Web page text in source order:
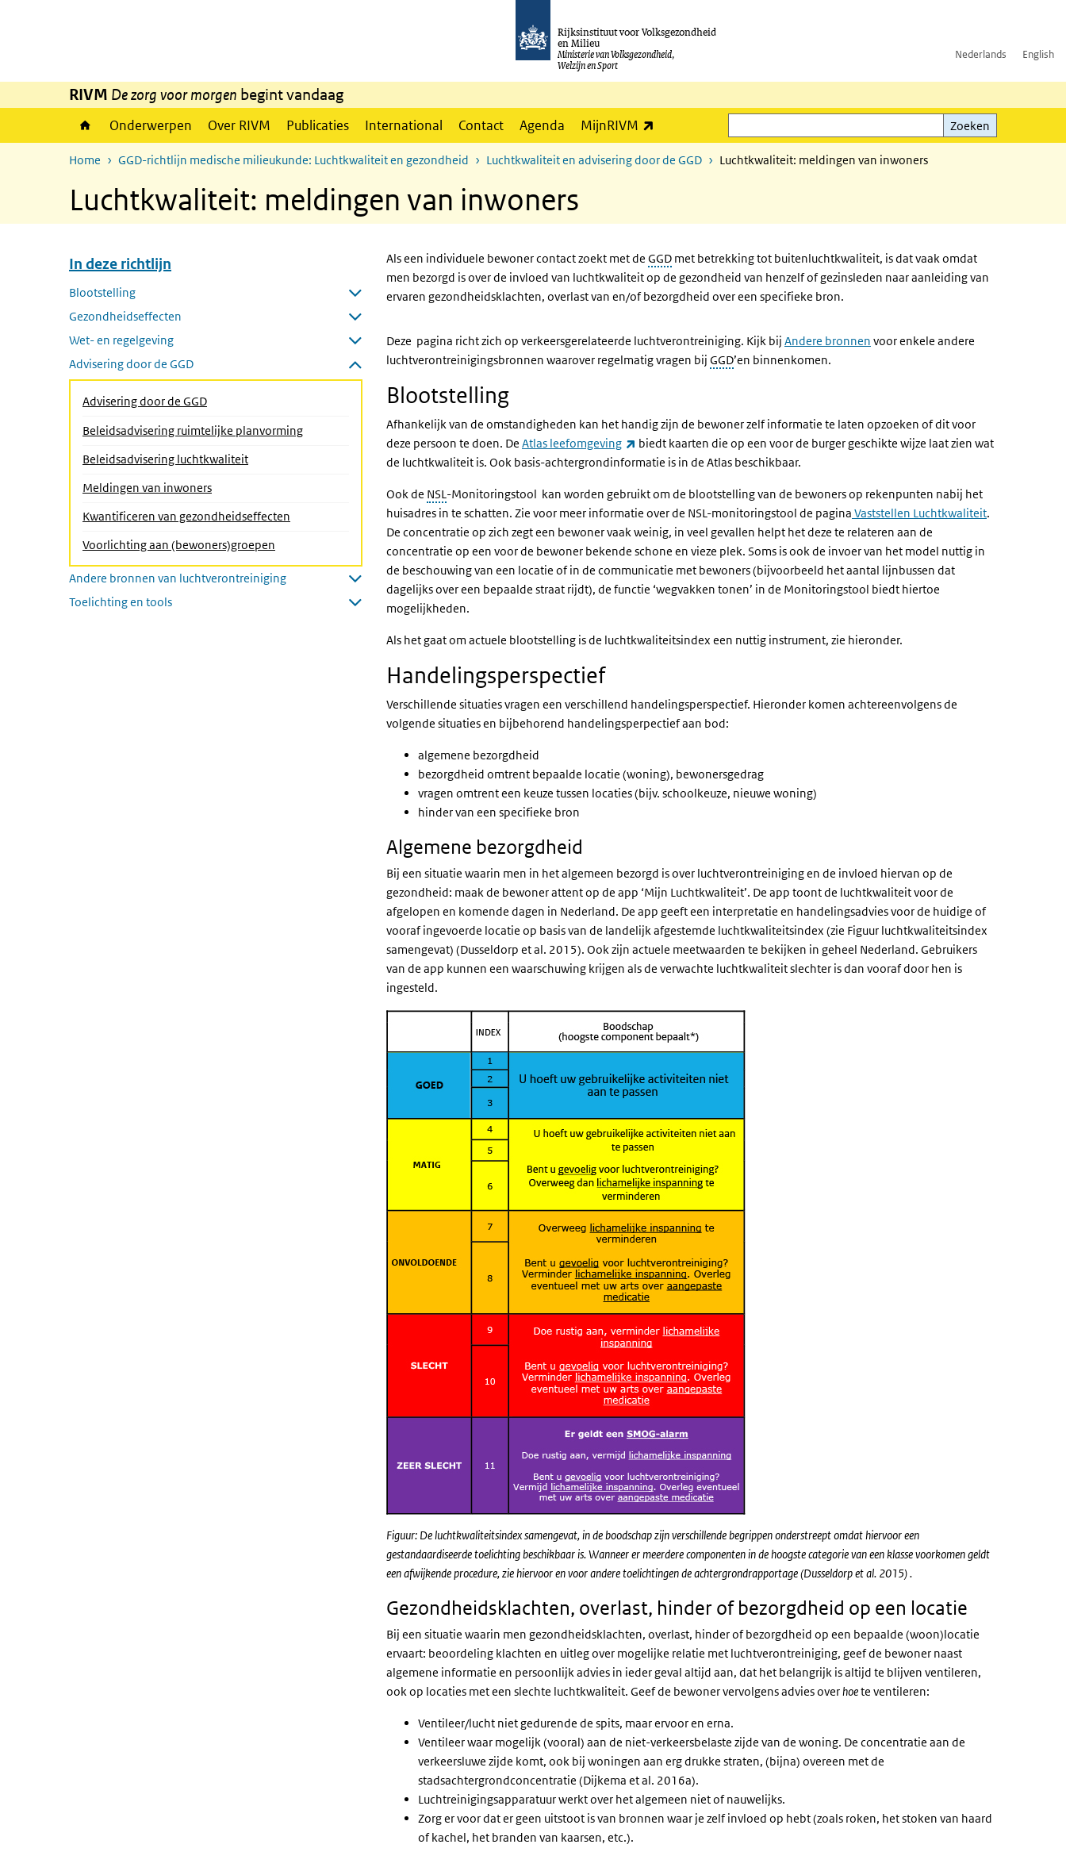
Rijksinstituut voor Volksgezondheid
en Milieu
Ministerie van Volksgezondheid,
Welzijn en Sport
Nederlands English
RIVM De zorg voor morgen begint vandaag
Onderwerpen Over RIVM Publicaties International Contact Agenda MijnRIVM
Zoeken
Zoeken
Home GGD-richtlijn medische milieukunde: Luchtkwaliteit en gezondheid Luchtkwaliteit en advisering door de GGD Luchtkwaliteit: meldingen van inwoners
Luchtkwaliteit: meldingen van inwoners
Overslaan menu In deze richtlijn
In deze richtlijn
Blootstelling
Submenu openen
Gezondheidseffecten
Submenu openen
Wet- en regelgeving
Submenu openen
Advisering door de GGD
Submenu sluiten
Advisering door de GGD
Beleidsadvisering ruimtelijke planvorming
Beleidsadvisering luchtkwaliteit
Meldingen van inwoners(Actieve pagina)
Kwantificeren van gezondheidseffecten
Voorlichting aan (bewoners)groepen
Andere bronnen van luchtverontreiniging
Submenu openen
Toelichting en tools
Als een individuele bewoner contact zoekt met de GGD met betrekking tot buitenluchtkwaliteit, is dat vaak omdat
men bezorgd is over de invloed van luchtkwaliteit op de gezondheid van henzelf of gezinsleden naar aanleiding van
ervaren gezondheidsklachten, overlast van en/of bezorgdheid over een specifieke bron.
Deze pagina richt zich op verkeersgerelateerde luchtverontreiniging. Kijk bij Andere bronnen voor enkele andere
luchtverontreinigingsbronnen waarover regelmatig vragen bij GGD’en binnenkomen.
Blootstelling
Afhankelijk van de omstandigheden kan het handig zijn de bewoner zelf informatie te laten opzoeken of dit voor
deze persoon te doen. De Atlas leefomgeving (externe link)
biedt kaarten die op een voor de burger geschikte wijze laat zien wat
de luchtkwaliteit is. Ook basis-achtergrondinformatie is in de Atlas beschikbaar.
Ook de NSL-Monitoringstool kan worden gebruikt om de blootstelling van de bewoners op rekenpunten nabij het
huisadres in te schatten. Zie voor meer informatie over de NSL-monitoringstool de pagina Vaststellen Luchtkwaliteit.
De concentratie op zich zegt een bewoner vaak weinig, in veel gevallen helpt het deze te relateren aan de
concentratie op een voor de bewoner bekende schone en vieze plek. Soms is ook de invoer van het model nuttig in
de beschouwing van een locatie of in de communicatie met bewoners (bijvoorbeeld het aantal lijnbussen dat
dagelijks over een bepaalde straat rijdt), de functie ‘wegvakken tonen’ in de Monitoringstool biedt hiertoe
mogelijkheden.
Als het gaat om actuele blootstelling is de luchtkwaliteitsindex een nuttig instrument, zie hieronder.
Handelingsperspectief
Verschillende situaties vragen een verschillend handelingsperspectief. Hieronder komen achtereenvolgens de
volgende situaties en bijbehorend handelingsperpectief aan bod:
algemene bezorgdheid
bezorgdheid omtrent bepaalde locatie (woning), bewonersgedrag
vragen omtrent een keuze tussen locaties (bijv. schoolkeuze, nieuwe woning)
hinder van een specifieke bron
Algemene bezorgdheid
Bij een situatie waarin men in het algemeen bezorgd is over luchtverontreiniging en de invloed hiervan op de
gezondheid: maak de bewoner attent op de app ‘Mijn Luchtkwaliteit’. De app toont de luchtkwaliteit voor de
afgelopen en komende dagen in Nederland. De app geeft een interpretatie en handelingsadvies voor de huidige of
vooraf ingevoerde locatie op basis van de landelijk afgestemde luchtkwaliteitsindex (zie Figuur luchtkwaliteitsindex
samengevat) (Dusseldorp et al. 2015). Ook zijn actuele meetwaarden te bekijken in geheel Nederland. Gebruikers
van de app kunnen een waarschuwing krijgen als de verwachte luchtkwaliteit slechter is dan vooraf door hen is
ingesteld.
Figuur: De luchtkwaliteitsindex samengevat, in de boodschap zijn verschillende begrippen onderstreept omdat hiervoor een
gestandaardiseerde toelichting beschikbaar is. Wanneer er meerdere componenten in de hoogste categorie van een klasse voorkomen geldt
een afwijkende procedure, zie hiervoor en voor andere toelichtingen de achtergrondrapportage (Dusseldorp et al. 2015) .
Gezondheidsklachten, overlast, hinder of bezorgdheid op een locatie
Bij een situatie waarin men gezondheidsklachten, overlast, hinder of bezorgdheid op een bepaalde (woon)locatie
ervaart: beoordeling klachten en uitleg over mogelijke relatie met luchtverontreiniging, geef de bewoner naast
algemene informatie en persoonlijk advies in ieder geval altijd aan, dat het belangrijk is altijd te blijven ventileren,
ook op locaties met een slechte luchtkwaliteit. Geef de bewoner vervolgens advies overhoete ventileren:
Ventileer/lucht niet gedurende de spits, maar ervoor en erna.
Ventileer waar mogelijk (vooral) aan de niet-verkeersbelaste zijde van de woning. De concentratie aan de
verkeersluwe zijde komt, ook bij woningen aan erg drukke straten, (bijna) overeen met de
stadsachtergrondconcentratie (Dijkema et al. 2016a).
Luchtreinigingsapparatuur werkt over het algemeen niet of nauwelijks.
Zorg er voor dat er geen uitstoot is van bronnen waar je zelf invloed op hebt (zoals roken, het stoken van haard
of kachel, het branden van kaarsen, etc.).